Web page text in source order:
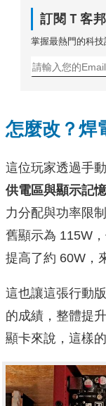
訂閱Ｔ客
掌握最熱門的科技
怎麼改？焊
這位玩家透過手
供電區與顯示記
力分配與功率限
舊顯示為 115W
提高了約 60W，
這也讓這張行動
的成績，整體提
顯卡來說，這樣